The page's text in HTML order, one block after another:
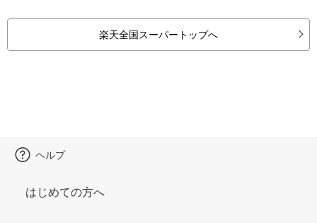
楽天全国スーパートップへ
ヘルプ
はじめての方へ